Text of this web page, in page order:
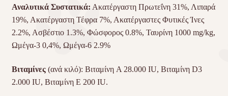
Αναλυτικά Συστατικά: Ακατέργαστη Πρωτεΐνη 31%, Λιπαρά
19%, Ακατέργαστη Τέφρα 7%, Ακατέργαστες Φυτικές Ίνες
2.2%, Ασβέστιο 1.3%, Φώσφορος 0.8%, Ταυρίνη 1000 mg/kg,
Ωμέγα-3 0,4%, Ωμέγα-6 2.9%
Βιταμίνες(ανά κιλό): Βιταμίνη A 28.000 IU, Βιταμίνη D3
2.000 IU, Βιταμίνη E 200 IU.